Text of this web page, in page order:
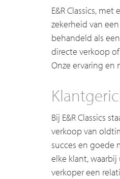
E&R Classics,
zekerheid van
behandeld als
directe verkoop
Onze ervaring en
Bij E&R Classics
verkoop van
succes en goede
elke klant,
verkoper een